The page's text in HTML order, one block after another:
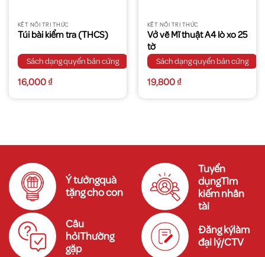
KẾT NỐI TRI THỨC
Túi bài kiểm tra (THCS)
Sách dạng quyển bản cứng
16,000₫
KẾT NỐI TRI THỨC
Vở vẽ Mĩ thuật A4 lò xo 25
tờ
Sách dạng quyển bản cứng
19,800₫
Ý tưởngquà
tặng cho con
Tuyển
dụngTìm
kiếm nhân
tài
Câu
hỏiThường
gặp
Đăng kýlàm
đại lý/CTV